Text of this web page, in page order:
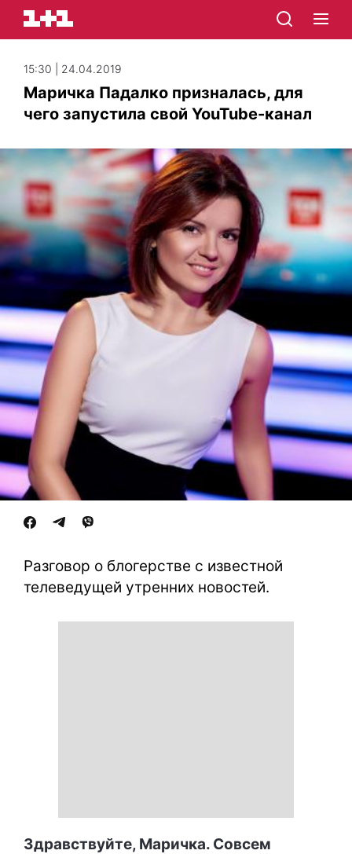
15:30 | 24.04.2019
Маричка Падалко призналась, для
чего запустила свой YouTube-канал
Разговор о блогерстве с известной
телеведущей утренних новостей.
Здравствуйте, Маричка. Совсем